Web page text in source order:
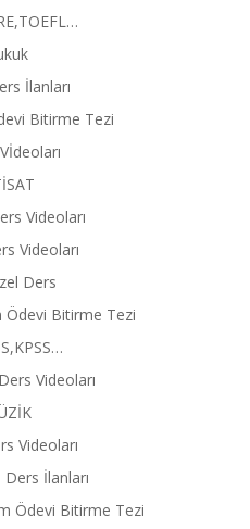
İlanları
Bitirme Tezi
Videoları
Videoları
Ders
Bitirme Tezi
Videoları
Videoları
İlanları
Ödevi Bitirme Tezi